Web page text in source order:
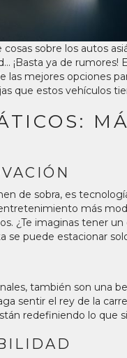
sobre los autos
¡Basta ya de
las mejores opciones
que estos vehículos
de sobra, es
más
¿Te imaginas tener
se puede estacionar
también son una
sentir el rey de la
redefiniendo lo que